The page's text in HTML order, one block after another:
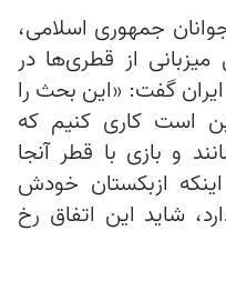
جمهوری اسلامی،
از قطری‌ها در
گفت: «این بحث را
است کاری کنیم که
و بازی با قطر آنجا
ازبکستان خودش
شاید این اتفاق رخ